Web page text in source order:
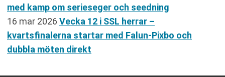
med kamp om serieseger och seedning
16 mar 2026 Vecka 12 i SSL herrar –
kvartsfinalerna startar med Falun-Pixbo och
dubbla möten direkt